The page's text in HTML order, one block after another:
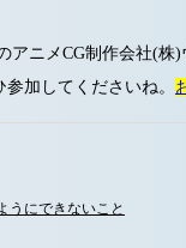
アニメCG制作会社(
加してくださいね。
うにできないこと